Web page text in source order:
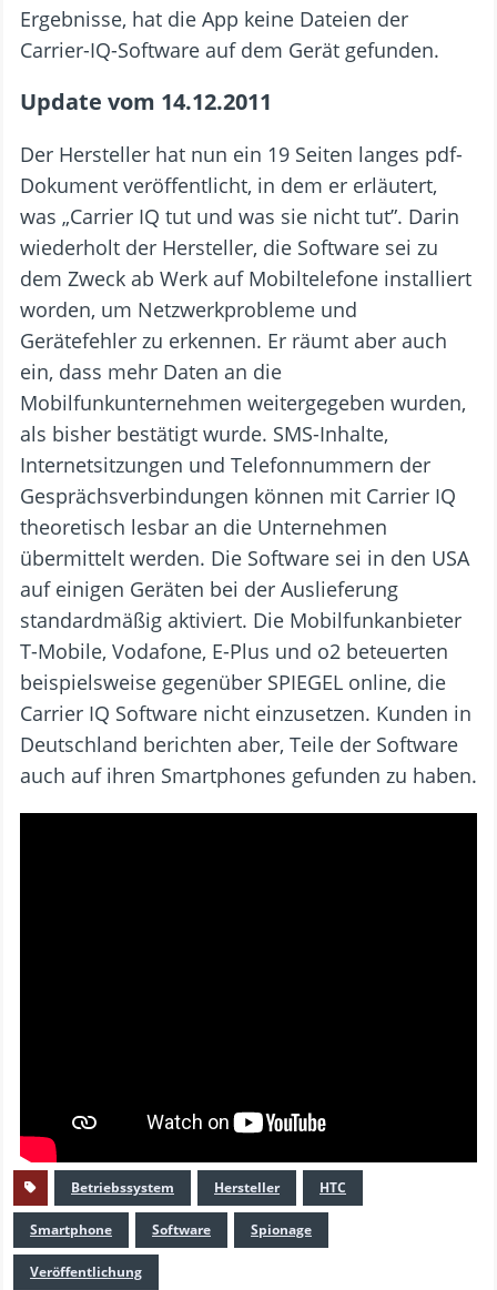
Ergebnisse, hat die App keine Dateien der
Carrier-IQ-Software auf dem Gerät gefunden.
Update vom 14.12.2011
Der Hersteller hat nun ein 19 Seiten langes pdf-
Dokument veröffentlicht, in dem er erläutert,
was „Carrier IQ tut und was sie nicht tut”. Darin
wiederholt der Hersteller, die Software sei zu
dem Zweck ab Werk auf Mobiltelefone installiert
worden, um Netzwerkprobleme und
Gerätefehler zu erkennen. Er räumt aber auch
ein, dass mehr Daten an die
Mobilfunkunternehmen weitergegeben wurden,
als bisher bestätigt wurde. SMS-Inhalte,
Internetsitzungen und Telefonnummern der
Gesprächsverbindungen können mit Carrier IQ
theoretisch lesbar an die Unternehmen
übermittelt werden. Die Software sei in den USA
auf einigen Geräten bei der Auslieferung
standardmäßig aktiviert. Die Mobilfunkanbieter
T-Mobile, Vodafone, E-Plus und o2 beteuerten
beispielsweise gegenüber SPIEGEL online, die
Carrier IQ Software nicht einzusetzen. Kunden in
Deutschland berichten aber, Teile der Software
auch auf ihren Smartphones gefunden zu haben.
Betriebssystem Hersteller HTC
Smartphone Software Spionage
Veröffentlichung